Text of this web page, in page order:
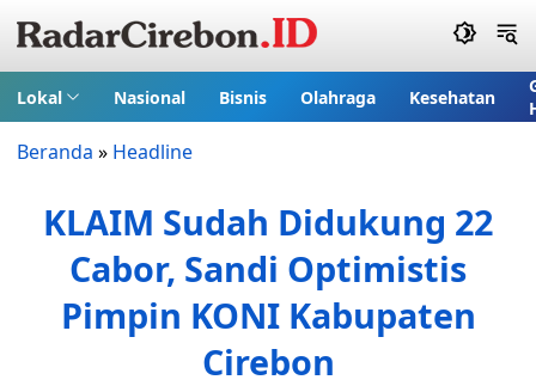
Lokal Nasional Bisnis Olahraga Kesehatan
Beranda » Headline
KLAIM Sudah Didukung 22
Cabor, Sandi Optimistis
Pimpin KONI Kabupaten
Cirebon